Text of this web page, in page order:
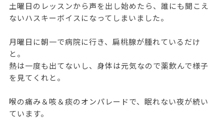
土曜日のレッスンから声を出し始めたら、誰にも聞こえ
ないハスキーボイスになってしまいました。
月曜日に朝一で病院に行き、扁桃腺が腫れているだけ
と。
熱は一度も出てないし、身体は元気なので薬飲んで様子
を見てくれと。
喉の痛み＆咳＆痰のオンパレードで、眠れない夜が続い
ています。